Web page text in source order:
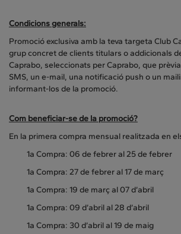
Condicions generals:
Promoció exclusiva amb la teva targeta Club
grup concret de clients titulars o addicionals
Caprabo, seleccionats per Caprabo, que
SMS, un e-mail, una notificació push o un
informant-los de la promoció.
Com beneficiar-se de la promoció?
En la primera compra mensual realitzada en
1a Compra: 06 de febrer al 25 de febrer
1a Compra: 27 de febrer al 17 de març
1a Compra: 19 de març al 07 d’abril
1a Compra: 09 d’abril al 28 d’abril
1a Compra: 30 d’abril al 19 de maig